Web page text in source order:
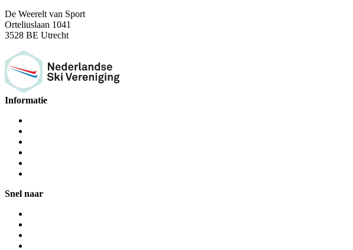
De Weerelt van Sport
Orteliuslaan 1041
3528 BE Utrecht
Informatie
Snel naar